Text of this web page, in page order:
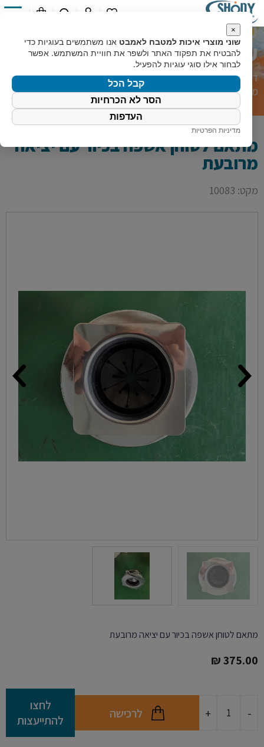
מתאם לטוחן אשפה בכיור
עם יציאה מרובעת
דף הבית»קטלוג מוצרים»מוצרי מטבח»אביזרים לטוחן אשפה»
מתאם לטוחן אשפה בכיור עם יציאה מרובעת
מתאם לטוחן אשפה בכיור עם יציאה
מרובעת
מקט: 10083
מתאם לטוחן אשפה בכיור עם יציאה מרובעת
375.00
₪
-
של
+ לרכישה
לחצו
להתייעצות
×
שוני מוצרי איכות למטבח לאמבט אנו משתמשים בעוגיות כדי
להבטיח את תפקוד האתר ולשפר את חוויית המשתמש. אפשר
לבחור אילו סוגי עוגיות להפעיל.
קבל הכל
הסר לא הכרחיות
העדפות
מדיניות הפרטיות